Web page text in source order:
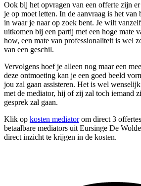
Ook bij het opvragen van een offerte zijn
je op moet letten. In de aanvraag is het van
in waar je naar op zoek bent. Je wilt
uitkomen bij een partij met een hoge mate
how, een mate van professionaliteit is wel
van een geschil.
Vervolgens hoef je alleen nog maar een
deze ontmoeting kan je een goed beeld
jou zal gaan assisteren. Het is wel
met de mediator, hij of zij zal toch iemand
gesprek zal gaan.
Klik op kosten mediatorom direct 3
betaalbare mediators uit Eursinge De
direct inzicht te krijgen in de kosten.